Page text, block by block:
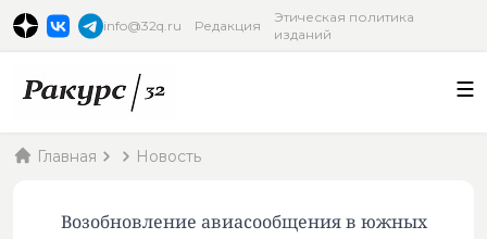
info@32q.ru Редакция
Этическая политика
изданий
Главная Новость
Возобновление авиасообщения в южных